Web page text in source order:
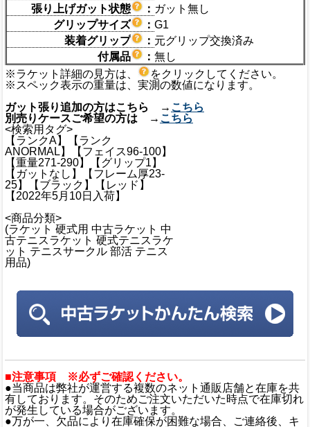
張り上げガット状態
： ガット無し
グリップサイズ
： G1
装着グリップ
： 元グリップ交換済み
付属品
： 無し
※ラケット詳細の見方は、
をクリックしてください。
※スペック表示の重量は、実測の数値になります。
ガット張り追加の方はこちら → こちら
別売りケースご希望の方は → こちら
<検索用タグ>
【ランクA】【ランク
ANORMAL】【フェイス96-100】
【重量271-290】【グリップ1】
【ガットなし】【フレーム厚23-
25】【ブラック】【レッド】
【2022年5月10日入荷】
<商品分類>
(ラケット 硬式用 中古ラケット 中
古テニスラケット 硬式テニスラケ
ット テニスサークル 部活 テニス
用品)
■注意事項 ※必ずご確認ください。
●当商品は弊社が運営する複数のネット通販店舗と在庫を共
有しております。そのためご注文いただいた時点で在庫切れ
が発生している場合がございます。
●万が一、欠品により在庫確保が困難な場合、ご連絡後、キ